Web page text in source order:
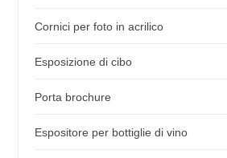
Cornici per foto in acrilico
Esposizione di cibo
Porta brochure
Espositore per bottiglie di vino